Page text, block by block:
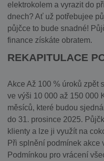
elektrokolem a vyrazit do
dnech? Ať už potřebujee
půjčce to bude snadné!
finance získáte obratem.
REKAPITULACE
Akce Až 100 % úroků zpět
ve výši 10 000 až 150 000
měsíců, které budou
do 31. prosince 2025.
klienty a lze ji využít na
Při splnění podmínek akce
Podmínkou pro vrácení